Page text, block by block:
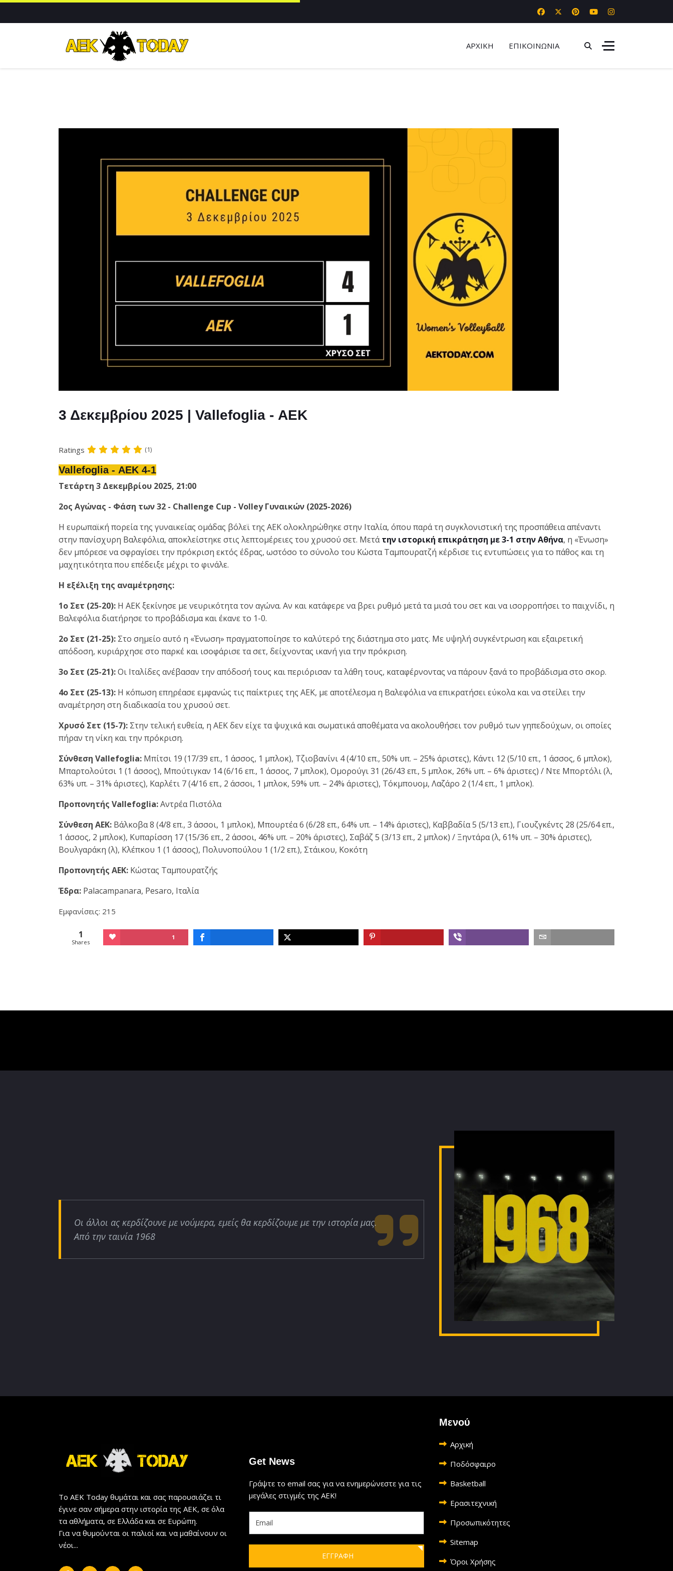
ΑΡΧΙΚΗ ΕΠΙΚΟΙΝΩΝΙΑ
3 Δεκεμβρίου 2025 | Vallefoglia - ΑΕΚ
Ratings (1)
Vallefoglia - ΑΕΚ 4-1
Τετάρτη 3 Δεκεμβρίου 2025, 21:00
2ος Αγώνας - Φάση των 32 - Challenge Cup - Volley Γυναικών (2025-2026)
Η ευρωπαϊκή πορεία της γυναικείας ομάδας βόλεϊ της ΑΕΚ ολοκληρώθηκε στην Ιταλία, όπου παρά τη συγκλονιστική της προσπάθεια απέναντι
στην πανίσχυρη Βαλεφόλια, αποκλείστηκε στις λεπτομέρειες του χρυσού σετ. Μετάτην ιστορική επικράτηση με 3-1 στην Αθήνα, η «Ένωση»
δεν μπόρεσε να σφραγίσει την πρόκριση εκτός έδρας, ωστόσο το σύνολο του Κώστα Ταμπουρατζή κέρδισε τις εντυπώσεις για το πάθος και τη
μαχητικότητα που επέδειξε μέχρι το φινάλε.
Η εξέλιξη της αναμέτρησης:
1ο Σετ (25-20): Η ΑΕΚ ξεκίνησε με νευρικότητα τον αγώνα. Αν και κατάφερε να βρει ρυθμό μετά τα μισά του σετ και να ισορροπήσει το παιχνίδι, η
Βαλεφόλια διατήρησε το προβάδισμα και έκανε το 1-0.
2ο Σετ (21-25): Στο σημείο αυτό η «Ένωση» πραγματοποίησε το καλύτερό της διάστημα στο ματς. Με υψηλή συγκέντρωση και εξαιρετική
απόδοση, κυριάρχησε στο παρκέ και ισοφάρισε τα σετ, δείχνοντας ικανή για την πρόκριση.
3ο Σετ (25-21):Οι Ιταλίδες ανέβασαν την απόδοσή τους και περιόρισαν τα λάθη τους, καταφέρνοντας να πάρουν ξανά το προβάδισμα στο σκορ.
4ο Σετ (25-13): Η κόπωση επηρέασε εμφανώς τις παίκτριες της ΑΕΚ, με αποτέλεσμα η Βαλεφόλια να επικρατήσει εύκολα και να στείλει την
αναμέτρηση στη διαδικασία του χρυσού σετ.
Χρυσό Σετ (15-7): Στην τελική ευθεία, η ΑΕΚ δεν είχε τα ψυχικά και σωματικά αποθέματα να ακολουθήσει τον ρυθμό των γηπεδούχων, οι οποίες
πήραν τη νίκη και την πρόκριση.
Σύνθεση Vallefoglia: Μπίτσι 19 (17/39 επ., 1 άσσος, 1 μπλοκ), Τζιοβανίνι 4 (4/10 επ., 50% υπ. – 25% άριστες), Κάντι 12 (5/10 επ., 1 άσσος, 6 μπλοκ),
Μπαρτολούτσι 1 (1 άσσος), Μπούτιγκαν 14 (6/16 επ., 1 άσσος, 7 μπλοκ), Ομορούγι 31 (26/43 επ., 5 μπλοκ, 26% υπ. – 6% άριστες) / Ντε Μπορτόλι (λ,
63% υπ. – 31% άριστες), Καρλέτι 7 (4/16 επ., 2 άσσοι, 1 μπλοκ, 59% υπ. – 24% άριστες), Τόκμπουομ, Λαζάρο 2 (1/4 επ., 1 μπλοκ).
Προπονητής Vallefoglia:Αντρέα Πιστόλα
Σύνθεση ΑΕΚ: Βάλκοβα 8 (4/8 επ., 3 άσσοι, 1 μπλοκ), Μπουρτέα 6 (6/28 επ., 64% υπ. – 14% άριστες), Καββαδία 5 (5/13 επ.), Γιουζγκέντς 28 (25/64 επ.,
1 άσσος, 2 μπλοκ), Κυπαρίσση 17 (15/36 επ., 2 άσσοι, 46% υπ. – 20% άριστες), Σαβάζ 5 (3/13 επ., 2 μπλοκ) / Ξηντάρα (λ, 61% υπ. – 30% άριστες),
Βουλγαράκη (λ), Κλέπκου 1 (1 άσσος), Πολυνοπούλου 1 (1/2 επ.), Στάικου, Κοκότη
Προπονητής ΑΕΚ: Κώστας Ταμπουρατζής
Έδρα: Palacampanara, Pesaro, Ιταλία
Εμφανίσεις: 215
1
Shares
1
Οι άλλοι ας κερδίζουνε με νούμερα, εμείς θα κερδίζουμε με την ιστορία μας.
Από την ταινία 1968
Το AEK Today θυμάται και σας παρουσιάζει τι
έγινε σαν σήμερα στην ιστορία της ΑΕΚ, σε όλα
τα αθλήματα, σε Ελλάδα και σε Ευρώπη.
Για να θυμούνται οι παλιοί και να μαθαίνουν οι
νέοι...
Get News
Γράψτε το email σας για να ενημερώνεστε για τις
μεγάλες στιγμές της ΑΕΚ!
ΕΓΓΡΑΦΗ
Μενού
Αρχική
Ποδόσφαιρο
Basketball
Ερασιτεχνική
Προσωπικότητες
Sitemap
Όροι Χρήσης